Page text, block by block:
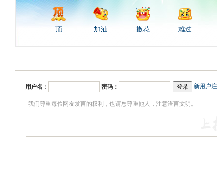
顶 加油 撒花 难过
用户名： 密码： 新用户